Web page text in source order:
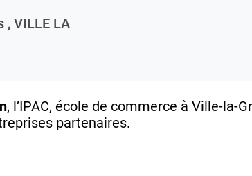
, VILLE LA
, l’IPAC, école de commerce à Ville-la-
partenaires.